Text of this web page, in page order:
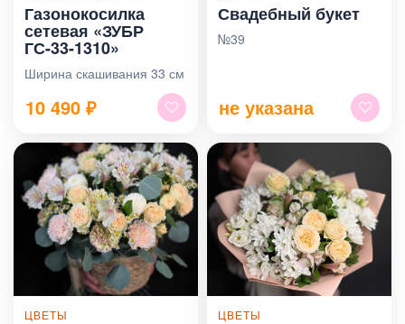
Газонокосилка
сетевая «ЗУБР
ГС-33-1310»
Ширина скашивания 33 см
10 490 ₽
Свадебный букет
№39
не указана
ЦВЕТЫ ЦВЕТЫ